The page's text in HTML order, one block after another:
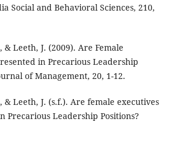
Social and Behavioral Sciences, 210,
& Leeth, J. (2009). Are Female
in Precarious Leadership
of Management, 20, 1-12.
& Leeth, J. (s.f.). Are female executives
Precarious Leadership Positions?